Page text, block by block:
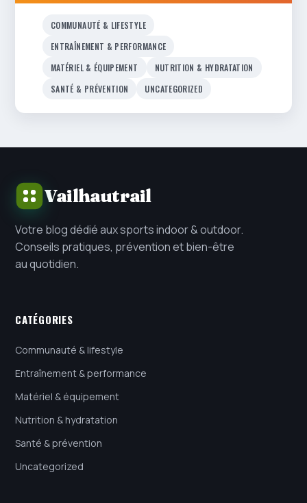
COMMUNAUTÉ & LIFESTYLE
ENTRAÎNEMENT & PERFORMANCE
MATÉRIEL & ÉQUIPEMENT
NUTRITION & HYDRATATION
SANTÉ & PRÉVENTION
UNCATEGORIZED
Vailhautrail
Votre blog dédié aux sports indoor & outdoor.
Conseils pratiques, prévention et bien-être
au quotidien.
CATÉGORIES
Communauté & lifestyle
Entraînement & performance
Matériel & équipement
Nutrition & hydratation
Santé & prévention
Uncategorized